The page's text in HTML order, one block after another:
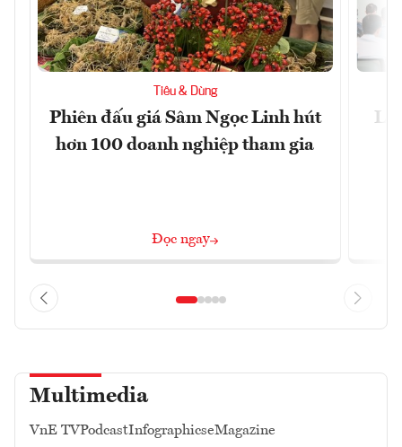
Tiêu & Dùng
Phiên đấu giá Sâm Ngọc Linh hút
hơn 100 doanh nghiệp tham gia
Đọc ngay
Multimedia
VnE TVPodcastInfographicseMagazine